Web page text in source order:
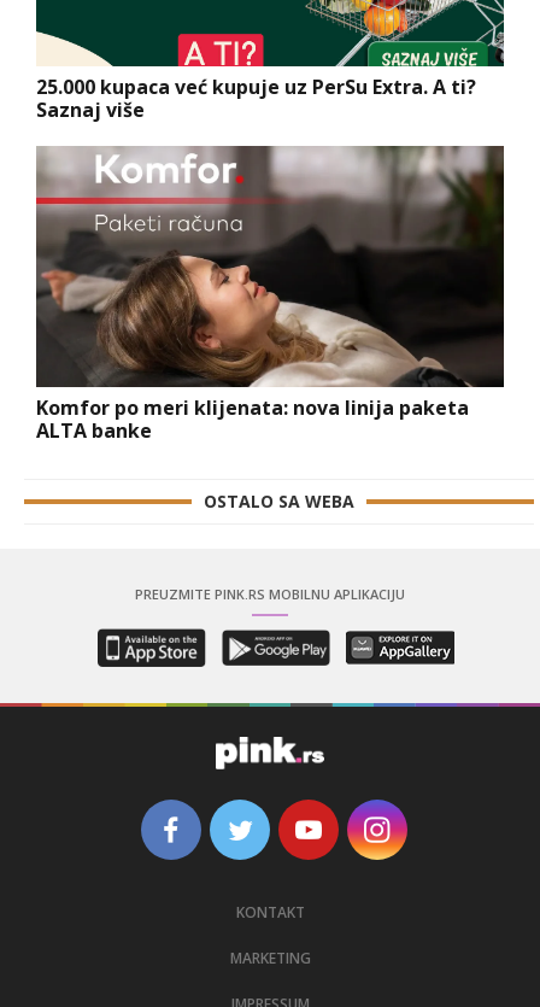
25.000 kupaca već kupuje uz PerSu Extra. A ti?
Saznaj više
Komfor po meri klijenata: nova linija paketa
ALTA banke
OSTALO SA WEBA
PREUZMITE PINK.RS MOBILNU APLIKACIJU
KONTAKT
MARKETING